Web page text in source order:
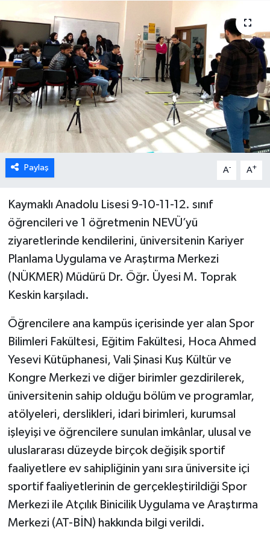
Paylaş A- A+
Kaymaklı Anadolu Lisesi 9-10-11-12. sınıf
öğrencileri ve 1 öğretmenin NEVÜ’yü
ziyaretlerinde kendilerini, üniversitenin Kariyer
Planlama Uygulama ve Araştırma Merkezi
(NÜKMER) Müdürü Dr. Öğr. Üyesi M. Toprak
Keskin karşıladı.
Öğrencilere ana kampüs içerisinde yer alan Spor
Bilimleri Fakültesi, Eğitim Fakültesi, Hoca Ahmed
Yesevi Kütüphanesi, Vali Şinasi Kuş Kültür ve
Kongre Merkezi ve diğer birimler gezdirilerek,
üniversitenin sahip olduğu bölüm ve programlar,
atölyeleri, derslikleri, idari birimleri, kurumsal
işleyişi ve öğrencilere sunulan imkânlar, ulusal ve
uluslararası düzeyde birçok değişik sportif
faaliyetlere ev sahipliğinin yanı sıra üniversite içi
sportif faaliyetlerinin de gerçekleştirildiği Spor
Merkezi ile Atçılık Binicilik Uygulama ve Araştırma
Merkezi (AT-BİN) hakkında bilgi verildi.